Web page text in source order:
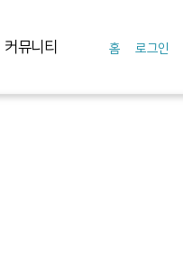
커뮤니티 홈 로그인